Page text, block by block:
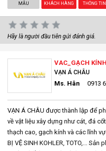
MẪU KHÁCH HÀNG THÔNG TIN
Hãy là người đầu tiên gửi đánh giá.
VAC_GẠCH
VẠN Á CHÂU
Ms. Hân 0913
VẠN Á CHÂU được thành lập để
về vật liệu xây dựng như cát, đá
thạch cao, gạch kính và các lĩnh
BỊ VỆ SINH KOHLER, TOTO,...